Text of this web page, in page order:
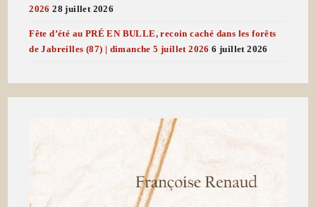
2026 28 juillet 2026
Fête d’été au PRÉ EN BULLE, recoin caché dans les forêts
de Jabreilles (87) | dimanche 5 juillet 2026 6 juillet 2026